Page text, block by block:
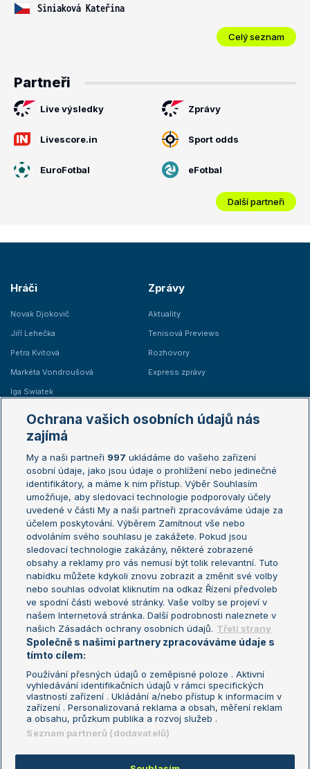
Siniaková Kateřina
Celý seznam
Partneři
Live výsledky Zprávy
Livescore.in Sport odds
EuroFotbal eFotbal
Další partneři
Hráči
Novak Djokovič
Jiří Lehečka
Petra Kvitová
Markéta Vondroušová
Iga Swiatek
Zprávy
Aktuality
Tenisová Previews
Rozhovory
Express zprávy
Žebříčky
Žebříček ATP (muži)
Žebříček WTA (ženy)
Sázkařský žebříček
Australian Open
French Open
Wimbledon
US Open
Turnaj mistrů
Turnaj mistryň
Aktualní trendy
Fotbalové přestupy
Livesport Daily
LS Prague Open
Podmínky užití
Nastavení soukromí
GDPR a žurnalistika
Reklama
Kontakt
Informace o zpracování osobních
údajů
Ochrana vašich osobních údajů nás
zajímá
My a naši partneři 997 ukládáme do vašeho zařízení
osobní údaje, jako jsou údaje o prohlížení nebo jedinečné
identifikátory, a máme k nim přístup. Výběr Souhlasím
umožňuje, aby sledovací technologie podporovaly účely
uvedené v části My a naši partneři zpracováváme údaje za
účelem poskytování. Výběrem Zamítnout vše nebo
odvoláním svého souhlasu je zakážete. Pokud jsou
sledovací technologie zakázány, některé zobrazené
obsahy a reklamy pro vás nemusí být tolik relevantní. Tuto
nabídku můžete kdykoli znovu zobrazit a změnit své volby
nebo souhlas odvolat kliknutím na odkaz Řízení předvoleb
ve spodní části webové stránky. Vaše volby se projeví v
našem Internetová stránka. Další podrobnosti naleznete v
našich Zásadách ochrany osobních údajů. Třetí strany
Společně s našimi partnery zpracováváme údaje s
tímto cílem:
Používání přesných údajů o zeměpisné poloze . Aktivní
vyhledávání identifikačních údajů v rámci specifických
vlastností zařízení . Ukládání a/nebo přístup k informacím v
zařízení . Personalizovaná reklama a obsah, měření reklam
a obsahu, průzkum publika a rozvoj služeb .
Seznam partnerů (dodavatelů)